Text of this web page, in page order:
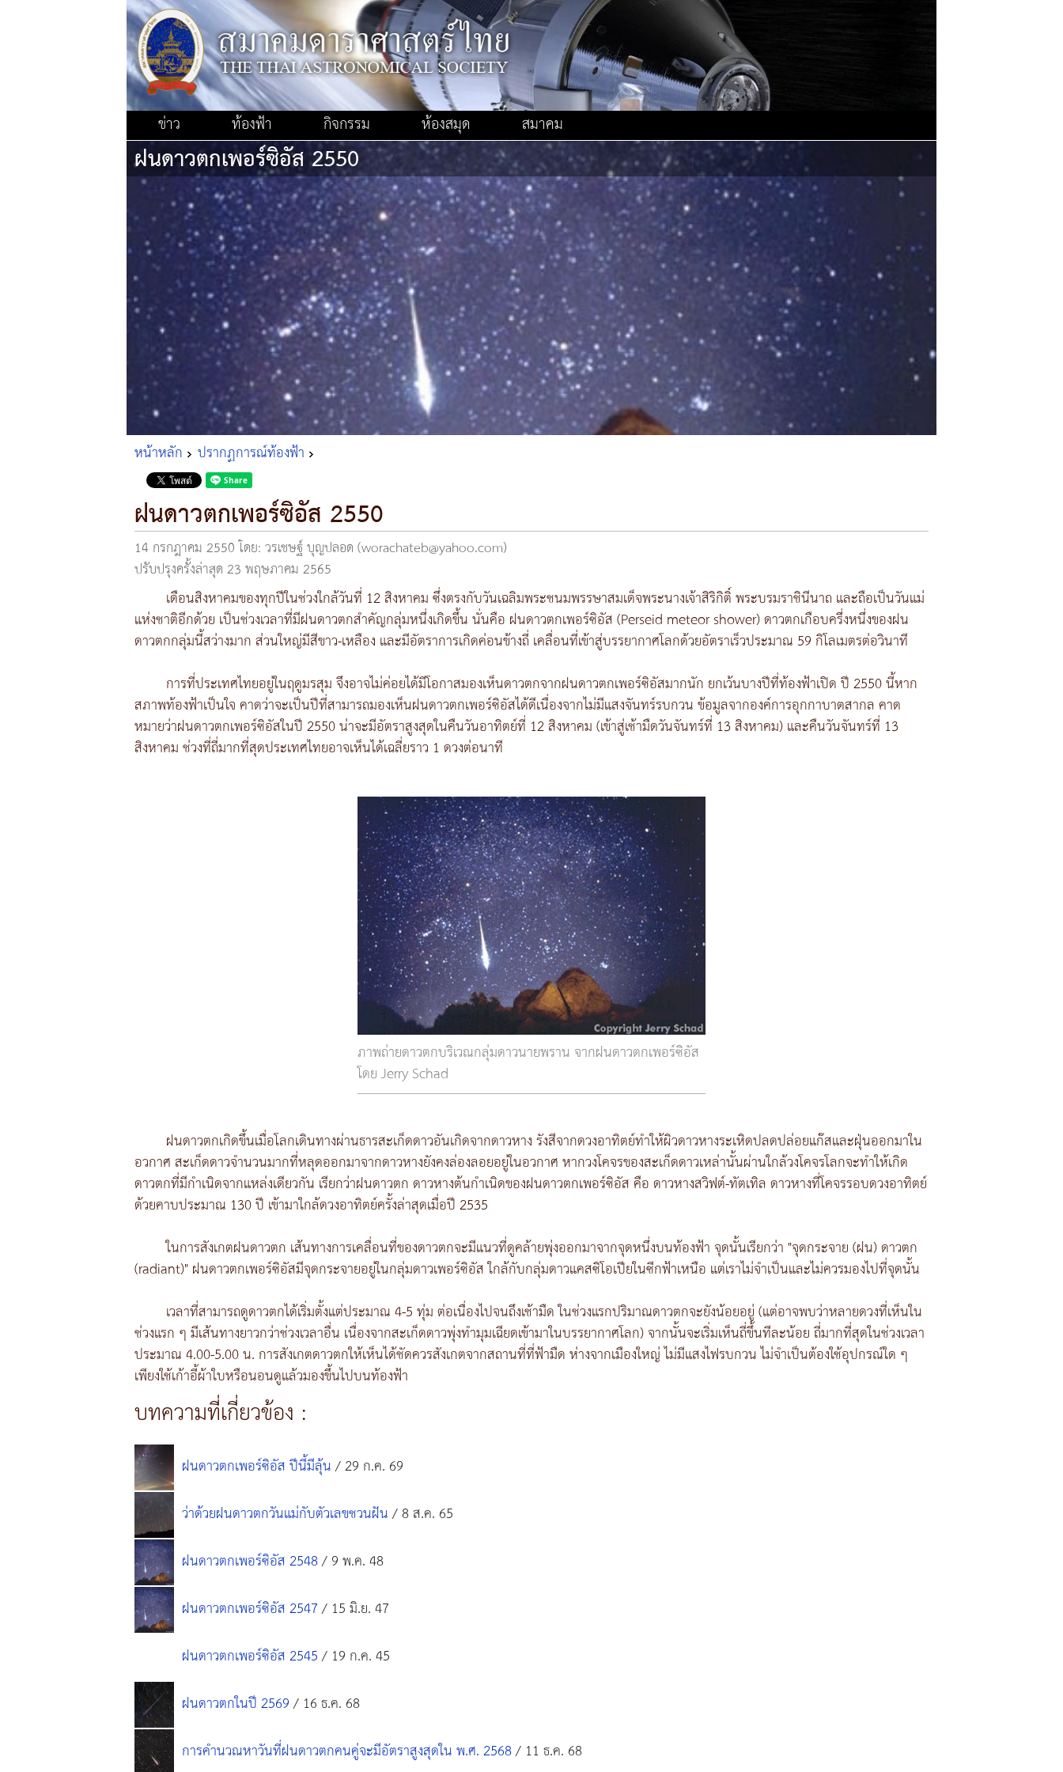
ข่าว ท้องฟ้า กิจกรรม ห้องสมุด สมาคม
ฝนดาวตกเพอร์ซิอัส 2550
หน้าหลัก ปรากฏการณ์ท้องฟ้า
ฝนดาวตกเพอร์ซิอัส 2550
14 กรกฎาคม 2550โดย: วรเชษฐ์ บุญปลอด (worachateb@yahoo.com)
ปรับปรุงครั้งล่าสุด 23 พฤษภาคม 2565
เดือนสิงหาคมของทุกปีในช่วงใกล้วันที่ 12 สิงหาคม ซึ่งตรงกับวันเฉลิมพระชนมพรรษาสมเด็จพระนางเจ้าสิริกิติ์ พระบรมราชินีนาถ และถือเป็นวันแม่
แห่งชาติอีกด้วย เป็นช่วงเวลาที่มีฝนดาวตกสำคัญกลุ่มหนึ่งเกิดขึ้น นั่นคือ ฝนดาวตกเพอร์ซิอัส (Perseid meteor shower) ดาวตกเกือบครึ่งหนึ่งของฝน
ดาวตกกลุ่มนี้สว่างมาก ส่วนใหญ่มีสีขาว-เหลือง และมีอัตราการเกิดค่อนข้างถี่ เคลื่อนที่เข้าสู่บรรยากาศโลกด้วยอัตราเร็วประมาณ 59 กิโลเมตรต่อวินาที
การที่ประเทศไทยอยู่ในฤดูมรสุม จึงอาจไม่ค่อยได้มีโอกาสมองเห็นดาวตกจากฝนดาวตกเพอร์ซิอัสมากนัก ยกเว้นบางปีที่ท้องฟ้าเปิด ปี 2550 นี้หาก
สภาพท้องฟ้าเป็นใจ คาดว่าจะเป็นปีที่สามารถมองเห็นฝนดาวตกเพอร์ซิอัสได้ดีเนื่องจากไม่มีแสงจันทร์รบกวน ข้อมูลจากองค์การอุกกาบาตสากล คาด
หมายว่าฝนดาวตกเพอร์ซิอัสในปี 2550 น่าจะมีอัตราสูงสุดในคืนวันอาทิตย์ที่ 12 สิงหาคม (เข้าสู่เช้ามืดวันจันทร์ที่ 13 สิงหาคม) และคืนวันจันทร์ที่ 13
สิงหาคม ช่วงที่ถี่มากที่สุดประเทศไทยอาจเห็นได้เฉลี่ยราว 1 ดวงต่อนาที
ภาพถ่ายดาวตกบริเวณกลุ่มดาวนายพราน จากฝนดาวตกเพอร์ซิอัส
โดย Jerry Schad
ฝนดาวตกเกิดขึ้นเมื่อโลกเดินทางผ่านธารสะเก็ดดาวอันเกิดจากดาวหาง รังสีจากดวงอาทิตย์ทำให้ผิวดาวหางระเหิดปลดปล่อยแก๊สและฝุ่นออกมาใน
อวกาศ สะเก็ดดาวจำนวนมากที่หลุดออกมาจากดาวหางยังคงล่องลอยอยู่ในอวกาศ หากวงโคจรของสะเก็ดดาวเหล่านั้นผ่านใกล้วงโคจรโลกจะทำให้เกิด
ดาวตกที่มีกำเนิดจากแหล่งเดียวกัน เรียกว่าฝนดาวตก ดาวหางต้นกำเนิดของฝนดาวตกเพอร์ซิอัส คือ ดาวหางสวิฟต์-ทัตเทิล ดาวหางที่โคจรรอบดวงอาทิตย์
ด้วยคาบประมาณ 130 ปี เข้ามาใกล้ดวงอาทิตย์ครั้งล่าสุดเมื่อปี 2535
ในการสังเกตฝนดาวตก เส้นทางการเคลื่อนที่ของดาวตกจะมีแนวที่ดูคล้ายพุ่งออกมาจากจุดหนึ่งบนท้องฟ้า จุดนั้นเรียกว่า "จุดกระจาย (ฝน) ดาวตก
(radiant)" ฝนดาวตกเพอร์ซิอัสมีจุดกระจายอยู่ในกลุ่มดาวเพอร์ซิอัส ใกล้กับกลุ่มดาวแคสซิโอเปียในซีกฟ้าเหนือ แต่เราไม่จำเป็นและไม่ควรมองไปที่จุดนั้น
เวลาที่สามารถดูดาวตกได้เริ่มตั้งแต่ประมาณ 4-5 ทุ่ม ต่อเนื่องไปจนถึงเช้ามืด ในช่วงแรกปริมาณดาวตกจะยังน้อยอยู่ (แต่อาจพบว่าหลายดวงที่เห็นใน
ช่วงแรก ๆ มีเส้นทางยาวกว่าช่วงเวลาอื่น เนื่องจากสะเก็ดดาวพุ่งทำมุมเฉียดเข้ามาในบรรยากาศโลก) จากนั้นจะเริ่มเห็นถี่ขึ้นทีละน้อย ถี่มากที่สุดในช่วงเวลา
ประมาณ 4.00-5.00 น. การสังเกตดาวตกให้เห็นได้ชัดควรสังเกตจากสถานที่ที่ฟ้ามืด ห่างจากเมืองใหญ่ ไม่มีแสงไฟรบกวน ไม่จำเป็นต้องใช้อุปกรณ์ใด ๆ
เพียงใช้เก้าอี้ผ้าใบหรือนอนดูแล้วมองขึ้นไปบนท้องฟ้า
บทความที่เกี่ยวข้อง :
ฝนดาวตกเพอร์ซิอัส ปีนี้มีลุ้น/ 29 ก.ค. 69
ว่าด้วยฝนดาวตกวันแม่กับตัวเลขชวนฝัน/ 8 ส.ค. 65
ฝนดาวตกเพอร์ซิอัส 2548/ 9 พ.ค. 48
ฝนดาวตกเพอร์ซิอัส 2547/ 15 มิ.ย. 47
ฝนดาวตกเพอร์ซิอัส 2545/ 19 ก.ค. 45
ฝนดาวตกในปี 2569/ 16 ธ.ค. 68
การคำนวณหาวันที่ฝนดาวตกคนคู่จะมีอัตราสูงสุดใน พ.ศ. 2568/ 11 ธ.ค. 68